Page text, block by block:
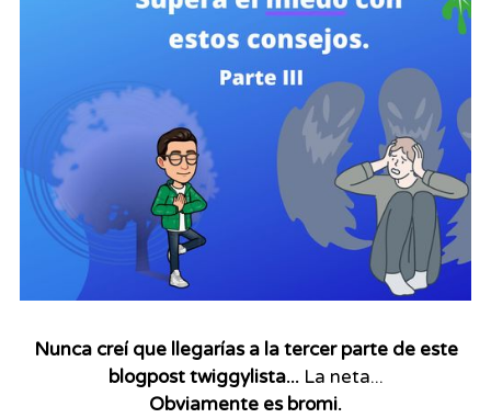
Nunca creí que llegarías a la tercer parte de este
blogpost twiggylista...La neta...
Obviamente es bromi.